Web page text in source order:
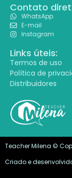
Contato
WhatsApp
E-mail
Instagram
Links úteis:
Termos de uso
Política de
Distribuidores
Teacher Milena ©
Criado e